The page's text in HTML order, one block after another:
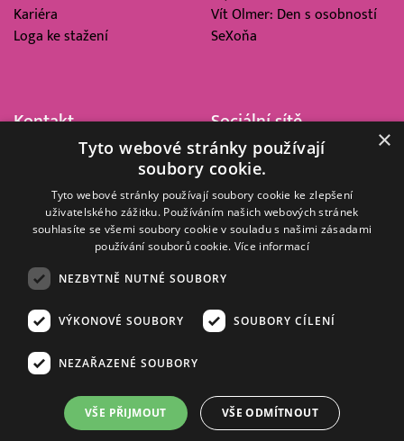
Kariéra
Loga ke stažení
Vít Olmer: Den s osobností
SeXoňa
Kontakt
Barrandov Televizní Studio,
Kříženeckého nám. 322
152 00 Praha 5
IČ 416 93 311
Sociální sítě
© 2008–2026 EMPRESA MEDIA, a.s. Všechna práva vyhrazena.
Zásady ochrany osobních a dalších zpracovávaných údajů
Informace o měření sledovanosti videa ve video archivu
Nielsen Digital Measurement
. Využíváme grafické podklady z
×
Tyto webové stránky používají
soubory cookie.
Tyto webové stránky používají soubory cookie ke zlepšení
uživatelského zážitku. Používáním našich webových stránek
souhlasíte se všemi soubory cookie v souladu s našimi zásadami
používání souborů cookie. Více informací
NEZBYTNĚ NUTNÉ SOUBORY
VÝKONOVÉ SOUBORY SOUBORY CÍLENÍ
NEZAŘAZENÉ SOUBORY
VŠE PŘIJMOUT VŠE ODMÍTNOUT